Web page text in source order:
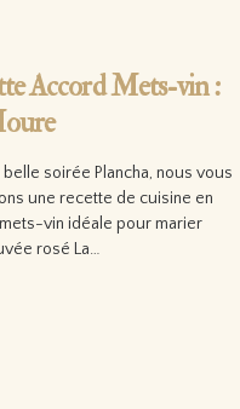
Accord Mets-vin :
belle soirée Plancha, nous vous
une recette de cuisine en
vin idéale pour marier
rosé La…